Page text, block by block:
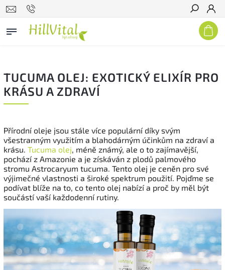
Hledat
TUCUMA OLEJ: EXOTICKÝ ELIXÍR PRO
KRÁSU A ZDRAVÍ
Přírodní oleje jsou stále více populární díky svým
všestranným využitím a blahodárným účinkům na zdraví a
krásu. Tucuma olej, méně známý, ale o to zajímavější,
pochází z Amazonie a je získáván z plodů palmového
stromu Astrocaryum tucuma. Tento olej je ceněn pro své
výjimečné vlastnosti a široké spektrum použití. Pojďme se
podívat blíže na to, co tento olej nabízí a proč by měl být
součástí vaší každodenní rutiny.